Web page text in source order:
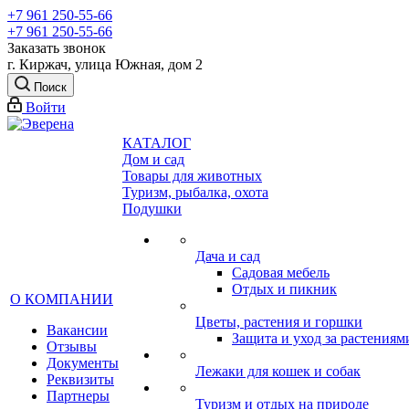
+7 961 250-55-66
+7 961 250-55-66
Заказать звонок
г. Киржач, улица Южная, дом 2
Поиск
Войти
О КОМПАНИИ
Вакансии
Отзывы
Документы
Реквизиты
Партнеры
КАТАЛОГ
Дом и сад
Товары для животных
Туризм, рыбалка, охота
Подушки
Дача и сад
Садовая мебель
Отдых и пикник
Цветы, растения и горшки
Защита и уход за
Лежаки для кошек и собак
Туризм и отдых на природе